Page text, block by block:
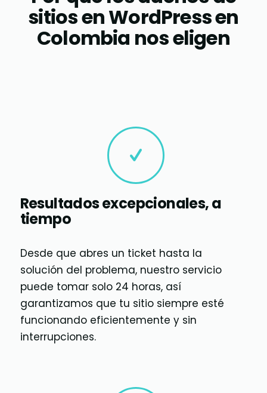
sitios en WordPress en
Colombia nos eligen
Resultados excepcionales, a
tiempo
Desde que abres un ticket hasta la
solución del problema, nuestro servicio
puede tomar solo 24 horas, así
garantizamos que tu sitio siempre esté
funcionando eficientemente y sin
interrupciones.